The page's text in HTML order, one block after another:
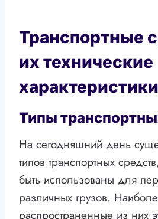
Транспортные
их технические
характеристики
Типы
На сегодняшний день
типов транспортных
быть использованы для
различных грузов.
распространенные из них